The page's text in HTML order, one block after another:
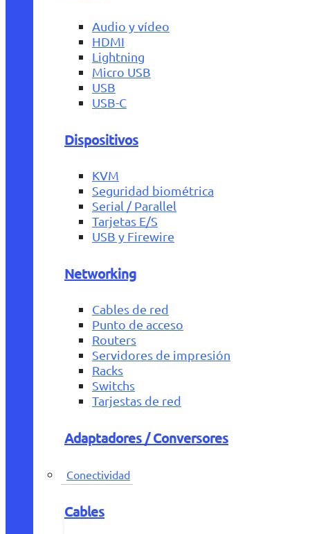
Audio y vídeo
HDMI
Lightning
Micro USB
USB
USB-C
Dispositivos
KVM
Seguridad biométrica
Serial / Parallel
Tarjetas E/S
USB y Firewire
Networking
Cables de red
Punto de acceso
Routers
Servidores de impresión
Racks
Switchs
Tarjestas de red
Adaptadores / Conversores
Conectividad
Cables